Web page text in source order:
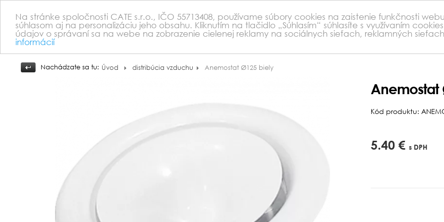
Na stránke spoločnosti CATE s.r.o., IČO 55713408, používame súbory cookies na zaistenie funkčnosti
súhlasom aj na personalizáciu jeho obsahu. Kliknutím na tlačidlo „Súhlasím“ súhlasíte s využívaním
údajov o správaní sa na webe na zobrazenie cielenej reklamy na sociálnych sieťach, reklamných
informácií
Nachádzate sa tu: Úvod distribúcia vzduchu Anemostat Ø125 biely
Kód produktu:
5.40 € s DPH